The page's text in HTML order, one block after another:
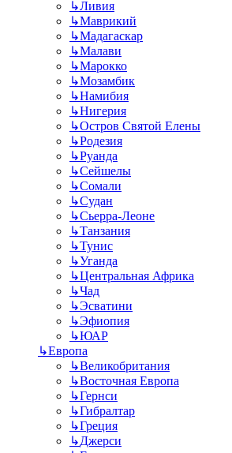
↳Ливия
↳Маврикий
↳Мадагаскар
↳Малави
↳Марокко
↳Мозамбик
↳Намибия
↳Нигерия
↳Остров Святой Елены
↳Родезия
↳Руанда
↳Сейшелы
↳Сомали
↳Судан
↳Сьерра-Леоне
↳Танзания
↳Тунис
↳Уганда
↳Центральная Африка
↳Чад
↳Эсватини
↳Эфиопия
↳ЮАР
↳Европа
↳Великобритания
↳Восточная Европа
↳Гернси
↳Гибралтар
↳Греция
↳Джерси